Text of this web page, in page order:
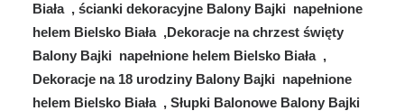
Biała , ścianki dekoracyjne Balony Bajki napełnione
helem Bielsko Biała ,Dekoracje na chrzest święty
Balony Bajki napełnione helem Bielsko Biała ,
Dekoracje na 18 urodziny Balony Bajki napełnione
helem Bielsko Biała , Słupki Balonowe Balony Bajki